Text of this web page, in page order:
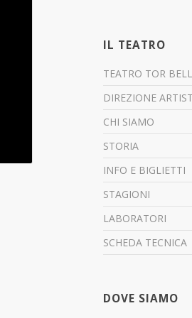
IL TEATRO
TEATRO TOR
DIREZIONE
CHI SIAMO
STORIA
INFO E BIGLIETTI
STAGIONI
LABORATORI
SCHEDA TECNICA
DOVE SIAMO